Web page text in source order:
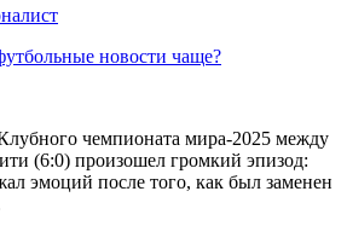
новости чаще?
чемпионата мира-2025 между
(6:0) произошел громкий эпизод:
эмоций после того, как был заменен